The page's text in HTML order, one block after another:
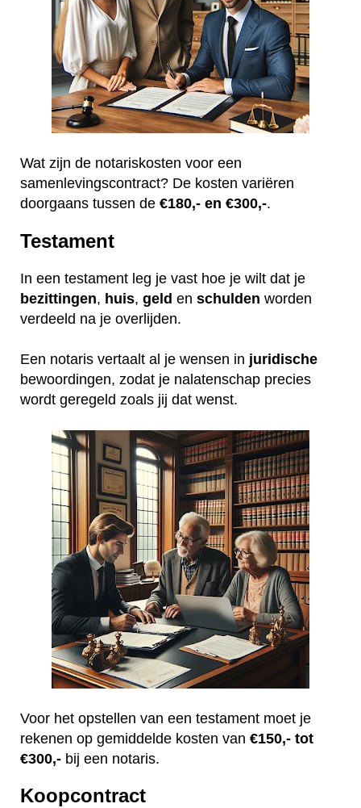
Wat zijn de notariskosten voor een
samenlevingscontract? De kosten variëren
doorgaans tussen de €180,- en €300,-.
Testament
In een testament leg je vast hoe je wilt dat je
bezittingen, huis, geld en schulden worden
verdeeld na je overlijden.
Een notaris vertaalt al je wensen in juridische
bewoordingen, zodat je nalatenschap precies
wordt geregeld zoals jij dat wenst.
Voor het opstellen van een testament moet je
rekenen op gemiddelde kosten van €150,- tot
€300,- bij een notaris.
Koopcontract